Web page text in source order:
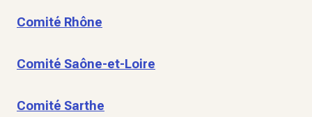
Comité Rhône
Comité Saône-et-Loire
Comité Sarthe